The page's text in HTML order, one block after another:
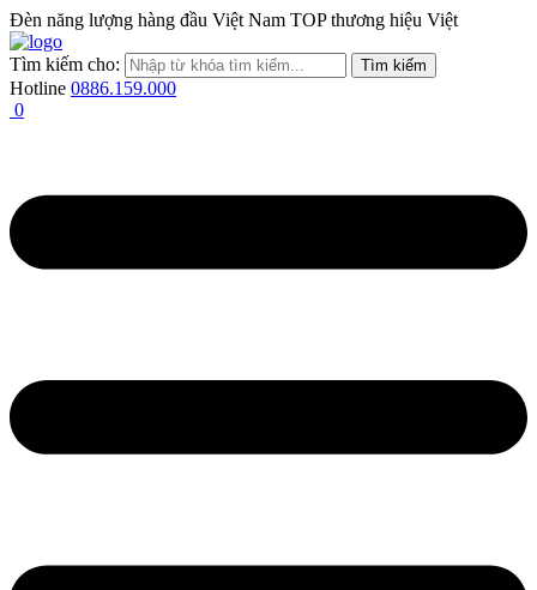
Đèn năng lượng hàng đầu Việt Nam TOP thương hiệu Việt
Tìm kiếm cho:
Hotline 0886.159.000
0